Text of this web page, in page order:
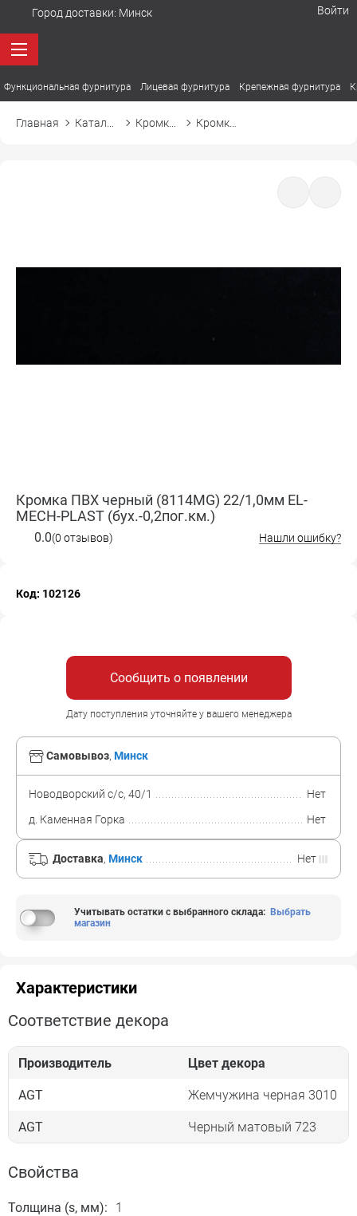
Город доставки: Минск Войти
Функциональная фурнитура Лицевая фурнитура Крепежная фурнитура
Главная
Кромка ПВХ черный (8114MG) 22/1,0мм EL-
MECH-PLAST (бух.-0,2пог.км.)
0.0(0 отзывов) Нашли ошибку?
Код: 102126
Сообщить о появлении
Дату поступления уточняйте у вашего менеджера
Самовывоз, Минск
Новодворский с/с, 40/1
Нет
д. Каменная Горка
Нет
Доставка, Минск Нет
Учитывать остатки с выбранного склада: Выбрать
магазин
Характеристики
Соответствие декора
Производитель Цвет декора
AGT Жемчужина черная 3010
AGT Черный матовый 723
Свойства
Толщина (s, мм):
1